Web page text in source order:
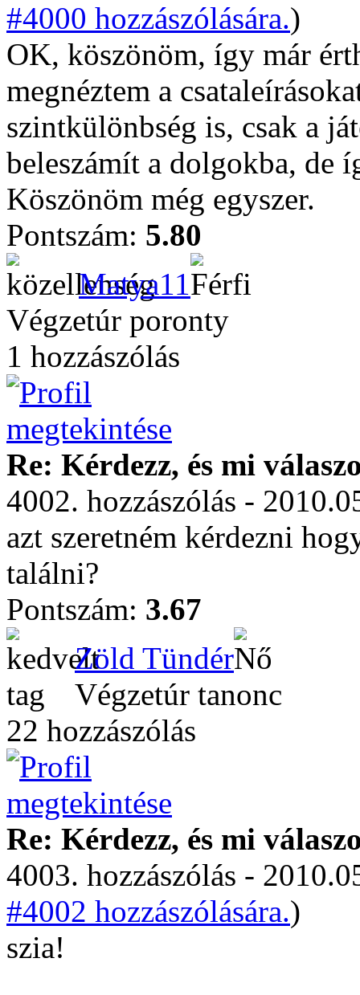
#4000 hozzászólására.)
OK, köszönöm, így már
megnéztem a
szintkülönbség is, csak a
beleszámít a dolgokba, de
Köszönöm még egyszer.
Pontszám: 5.80
Matya11
Végzetúr poronty
1 hozzászólás
Re: Kérdezz, és mi
4002. hozzászólás -
azt szeretném kérdezni
találni?
Pontszám: 3.67
Zöld Tündér
Végzetúr tanonc
22 hozzászólás
Re: Kérdezz, és mi
4003. hozzászólás -
#4002 hozzászólására.)
szia!